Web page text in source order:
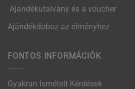
Ajándékutalvány és a voucher
Ajándékdoboz az élményhez
FONTOS INFORMÁCIÓK
Gyakran Ismételt Kérdések